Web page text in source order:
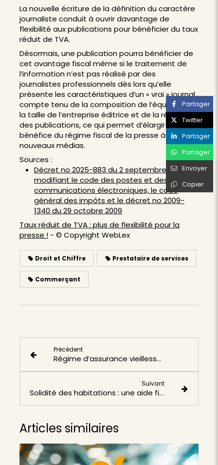
La nouvelle écriture de la définition du caractère
journaliste conduit à ouvrir davantage de
flexibilité aux publications pour bénéficier du taux
réduit de TVA.
Désormais, une publication pourra bénéficier de
cet avantage fiscal même si le traitement de
l’information n’est pas réalisé par des
journalistes professionnels dès lors qu’elle
présente les caractéristiques d’un « vrai » journal
compte tenu de la composition de l’équipe, de
la taille de l’entreprise éditrice et de la régularité
des publications, ce qui permet d’élargir le
bénéfice du régime fiscal de la presse à de
nouveaux médias.
Sources :
Décret no 2025-883 du 2 septembre 2025
modifiant le code des postes et des
communications électroniques, le code
général des impôts et le décret no 2009-
1340 du 29 octobre 2009
Taux réduit de TVA : plus de flexibilité pour la
presse ! - © Copyright WebLex
Droit et Chiffre Prestataire de services
Commerçant
Précédent
Régime d’assurance vieillesse des notaires : des précisions à connaître
Suivant
Solidité des habitations : une aide financière en expérimentation
Articles similaires
Partager
Twitter
Partager
Partager
Envoyer
Copier